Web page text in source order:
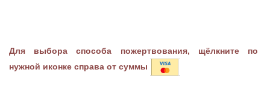
Для выбора способа пожертвования, щёлкните по
нужной иконке справа от суммы